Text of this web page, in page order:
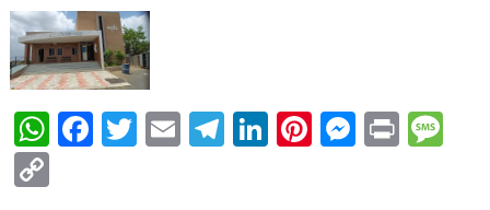
WhatsApp
Facebook
Twitter
EmailTelegram
LinkedIn
Pinterest
Print
Copy